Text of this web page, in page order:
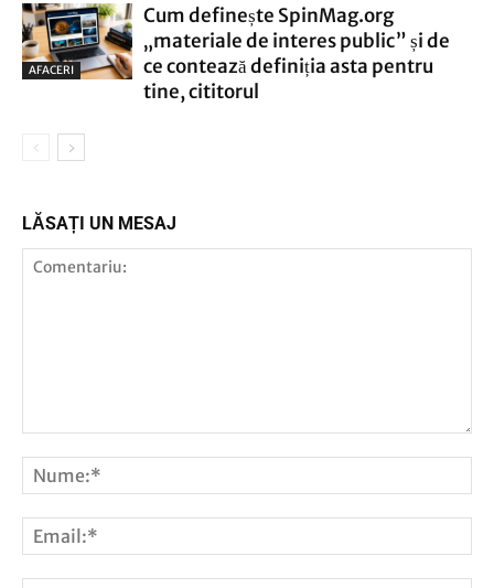
AFACERI
Cum definește SpinMag.org
„materiale de interes public” și de
ce contează definiția asta pentru
tine, cititorul
LĂSAȚI UN MESAJ